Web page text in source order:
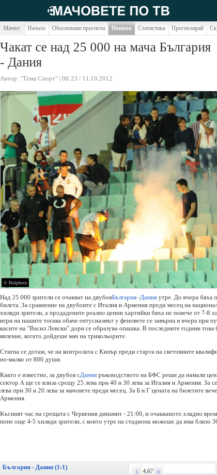
Мачът: Начало Обосновани прогнози Новини Статистика Прогнозирай
Чакат се над 25 000 на мача България
- Дания
Автор: "Тема Спорт" | 08:23 / 11.10.2012
© Bulphoto
Над 25 000 зрители се очакват на двубояБългария -Дания утре. До вчера бяха
билета. За сравнение на двубоите с Италия и Армения преди месец на
хиляди зрители, а продадените реално ценни хартийки бяха не повече от 7-8
игри на нашите тогава обаче ентусиазмът у феновете се завърна и вчера при
касите на "Васил Левски" дори се образува опашка. В последните години това
явление, когато дойдеше мач на трикольорите.
Стигна се дотам, че на контролата с Кипър преди старта на световните
по-малко от 800 души.
Както е известно, за двубоя сДания ръководството на БФС реши да намали
сектор А ще се влиза срещу 25 лева при 40 и 30 лева за Италия и Армения. За
лева при 30 и 20 лева за мачовете преди месец. За Б и Г цената на билетите
Армения.
Късният час на срещата с Червения динамит - 21:00, и очакваното хладно
поне още 4-5 хиляди зрители, с които утре на стадиона можеше да има близо
България - Дания (1:1)
4.67